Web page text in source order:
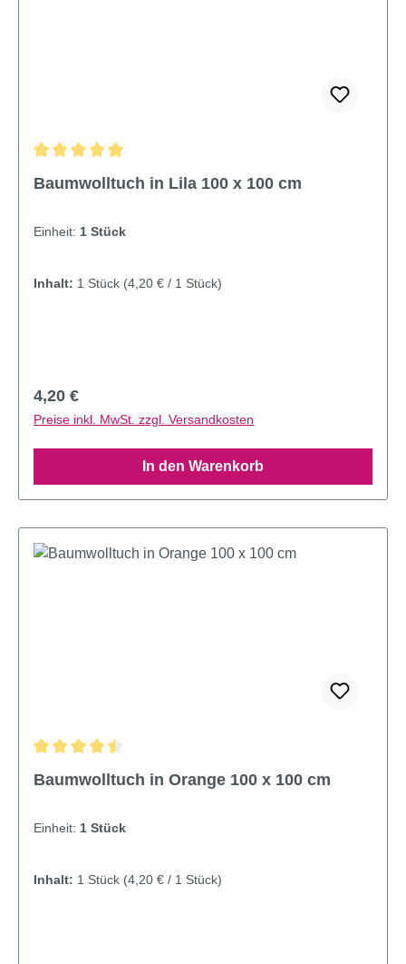
Baumwolltuch in Lila 100 x 100 cm
Einheit: 1 Stück
Inhalt: 1 Stück (4,20 € / 1 Stück)
Regulärer Preis:
4,20 €
Preise inkl. MwSt. zzgl. Versandkosten
In den Warenkorb
Baumwolltuch in Orange 100 x 100 cm
Einheit: 1 Stück
Inhalt: 1 Stück (4,20 € / 1 Stück)